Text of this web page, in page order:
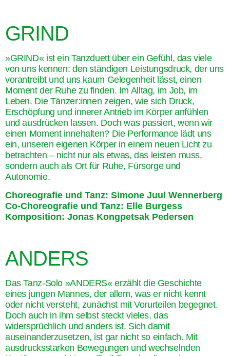
GRIND
»GRIND« ist ein Tanzduett über ein Gefühl, das viele
von uns kennen: den ständigen Leistungsdruck, der uns
vorantreibt und uns kaum Gelegenheit lässt, einen
Moment der Ruhe zu finden. Im Alltag, im Job, im
Leben. Die Tänzer:innen zeigen, wie sich Druck,
Erschöpfung und innerer Antrieb im Körper anfühlen
und ausdrücken lassen. Doch was passiert, wenn wir
einen Moment innehalten? Die Performance lädt uns
ein, unseren eigenen Körper in einem neuen Licht zu
betrachten – nicht nur als etwas, das leisten muss,
sondern auch als Ort für Ruhe, Fürsorge und
Autonomie.
Choreografie und Tanz: Simone Juul Wennerberg
Co-Choreografie und Tanz: Elle Burgess
Komposition: Jonas Kongpetsak Pedersen
ANDERS
Das Tanz-Solo »ANDERS« erzählt die Geschichte
eines jungen Mannes, der allem, was er nicht kennt
oder nicht versteht, zunächst mit Vorurteilen begegnet.
Doch auch in ihm selbst steckt vieles, das
widersprüchlich und anders ist. Sich damit
auseinanderzusetzen, ist gar nicht so einfach. Mit
ausdrucksstarken Bewegungen und wechselnden